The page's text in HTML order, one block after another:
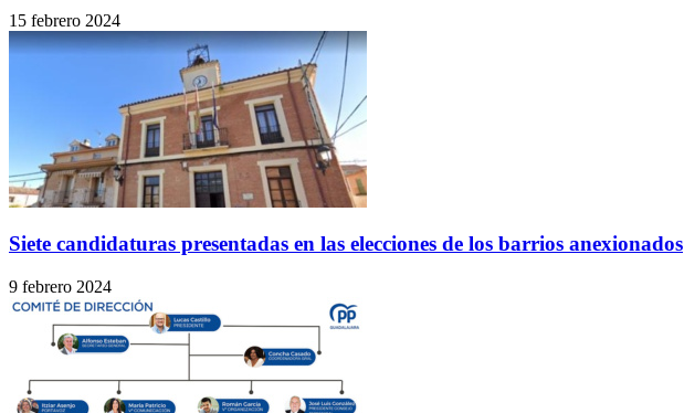
15 febrero 2024
Siete candidaturas presentadas en las elecciones de los barrios anexionados
9 febrero 2024